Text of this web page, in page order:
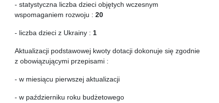
- statystyczna liczba dzieci objętych wczesnym
wspomaganiem rozwoju : 20
- liczba dzieci z Ukrainy : 1
Aktualizacji podstawowej kwoty dotacji dokonuje się zgodnie
z obowiązującymi przepisami :
- w miesiącu pierwszej aktualizacji
- w październiku roku budżetowego